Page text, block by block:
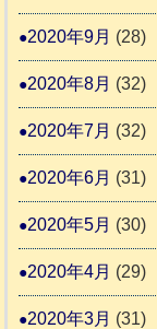
2020年9月 (28)
2020年8月 (32)
2020年7月 (32)
2020年6月 (31)
2020年5月 (30)
2020年4月 (29)
2020年3月 (31)